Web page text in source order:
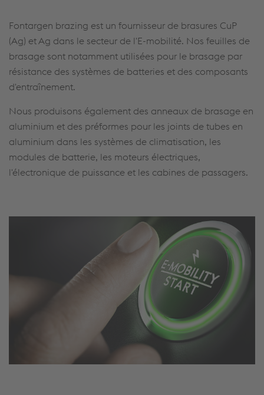
Fontargen brazing est un fournisseur de brasures CuP
(Ag) et Ag dans le secteur de l'E-mobilité. Nos feuilles de
brasage sont notamment utilisées pour le brasage par
résistance des systèmes de batteries et des composants
d'entraînement.
Nous produisons également des anneaux de brasage en
aluminium et des préformes pour les joints de tubes en
aluminium dans les systèmes de climatisation, les
modules de batterie, les moteurs électriques,
l'électronique de puissance et les cabines de passagers.